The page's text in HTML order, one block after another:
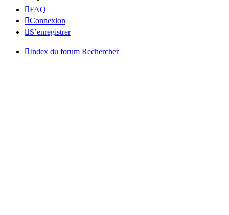
FAQ
Connexion
S’enregistrer
Index du forum Rechercher